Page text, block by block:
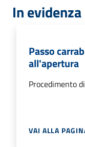
In evidenza
Passo
all'apertura
Procedimento
VAI ALLA